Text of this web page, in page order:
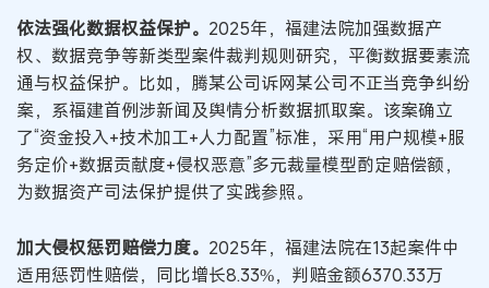
依法强化数据权益保护。 2025年，福建法院加强数据产
权、数据竞争等新类型案件裁判规则研究，平衡数据要素流
通与权益保护。比如，腾某公司诉网某公司不正当竞争纠纷
案，系福建首例涉新闻及舆情分析数据抓取案。该案确立
了“资金投入+技术加工+人力配置”标准，采用“用户规模+服
务定价+数据贡献度+侵权恶意”多元裁量模型酌定赔偿额，
为数据资产司法保护提供了实践参照。
加大侵权惩罚赔偿力度。 2025年，福建法院在13起案件中
适用惩罚性赔偿，同比增长8.33%，判赔金额6370.33万